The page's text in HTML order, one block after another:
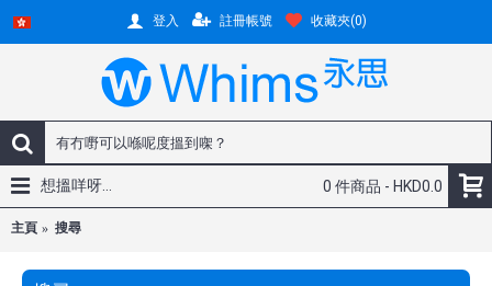
登入 註冊帳號 收藏夾(0)
0 件商品 - HKD0.0
想搵咩呀...
主頁 搜尋